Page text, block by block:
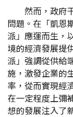
然而，政府
問題。在「凱恩
派」應運而生，
境的經濟發展提
派」強調從供給
施，激發企業的
率，從而實現經
在一定程度上彌
想的發展注入了